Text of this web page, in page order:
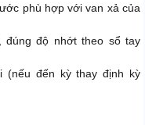
phù hợp với van xả của
đúng độ nhớt theo sổ tay
(nếu đến kỳ thay định kỳ